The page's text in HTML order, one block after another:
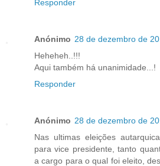
Responder
Anónimo 28 de dezembro de
Heheheh..!!!
Aqui também há unanimidade...!
Responder
Anónimo 28 de dezembro de
Nas ultimas eleições
para vice presidente, tanto
a cargo para o qual foi eleito,